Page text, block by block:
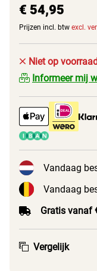
€ 54,95
Prijzen incl. btw excl.
Niet op
Informeer mij
Vandaag
Vandaag
Gratis vanaf
Vergelijk